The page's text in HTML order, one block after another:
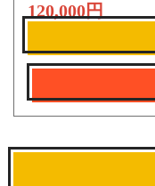
120,000円